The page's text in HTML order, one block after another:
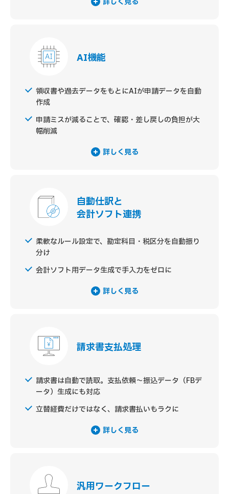
AI機能
領収書や過去データをもとにAIが申請データを自動
作成
申請ミスが減ることで、確認・差し戻しの負担が大
幅削減
詳しく見る
自動仕訳と
会計ソフト連携
柔軟なルール設定で、勘定科目・税区分を自動振り
分け
会計ソフト用データ生成で手入力をゼロに
詳しく見る
請求書支払処理
請求書は自動で読取。支払依頼～振込データ（FBデ
ータ）生成にも対応
立替経費だけではなく、請求書払いもラクに
詳しく見る
汎用ワークフロー